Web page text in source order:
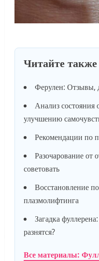
Читайте также
Ферулен: Отзывы,
Анализ состояния
улучшению
Рекомендации по
Разочарование от
советовать
Восстановление
плазмолифтинга
Загадка
разнятся?
Все материалы: